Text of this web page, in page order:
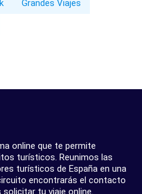
Grandes Viajes
online que te permite
turísticos. Reunimos las
turísticos de España en una
encontrarás el contacto
tu viaje online.